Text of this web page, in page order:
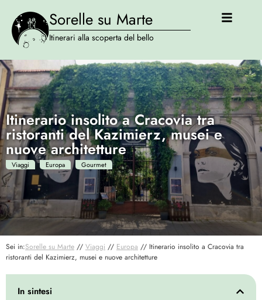
Sorelle su Marte
Itinerari alla scoperta del bello
Itinerario insolito a Cracovia tra
ristoranti del Kazimierz, musei e
nuove architetture
Viaggi Europa Gourmet
Sei in:Sorelle su Marte // Viaggi // Europa // Itinerario insolito a Cracovia tra
ristoranti del Kazimierz, musei e nuove architetture
In sintesi